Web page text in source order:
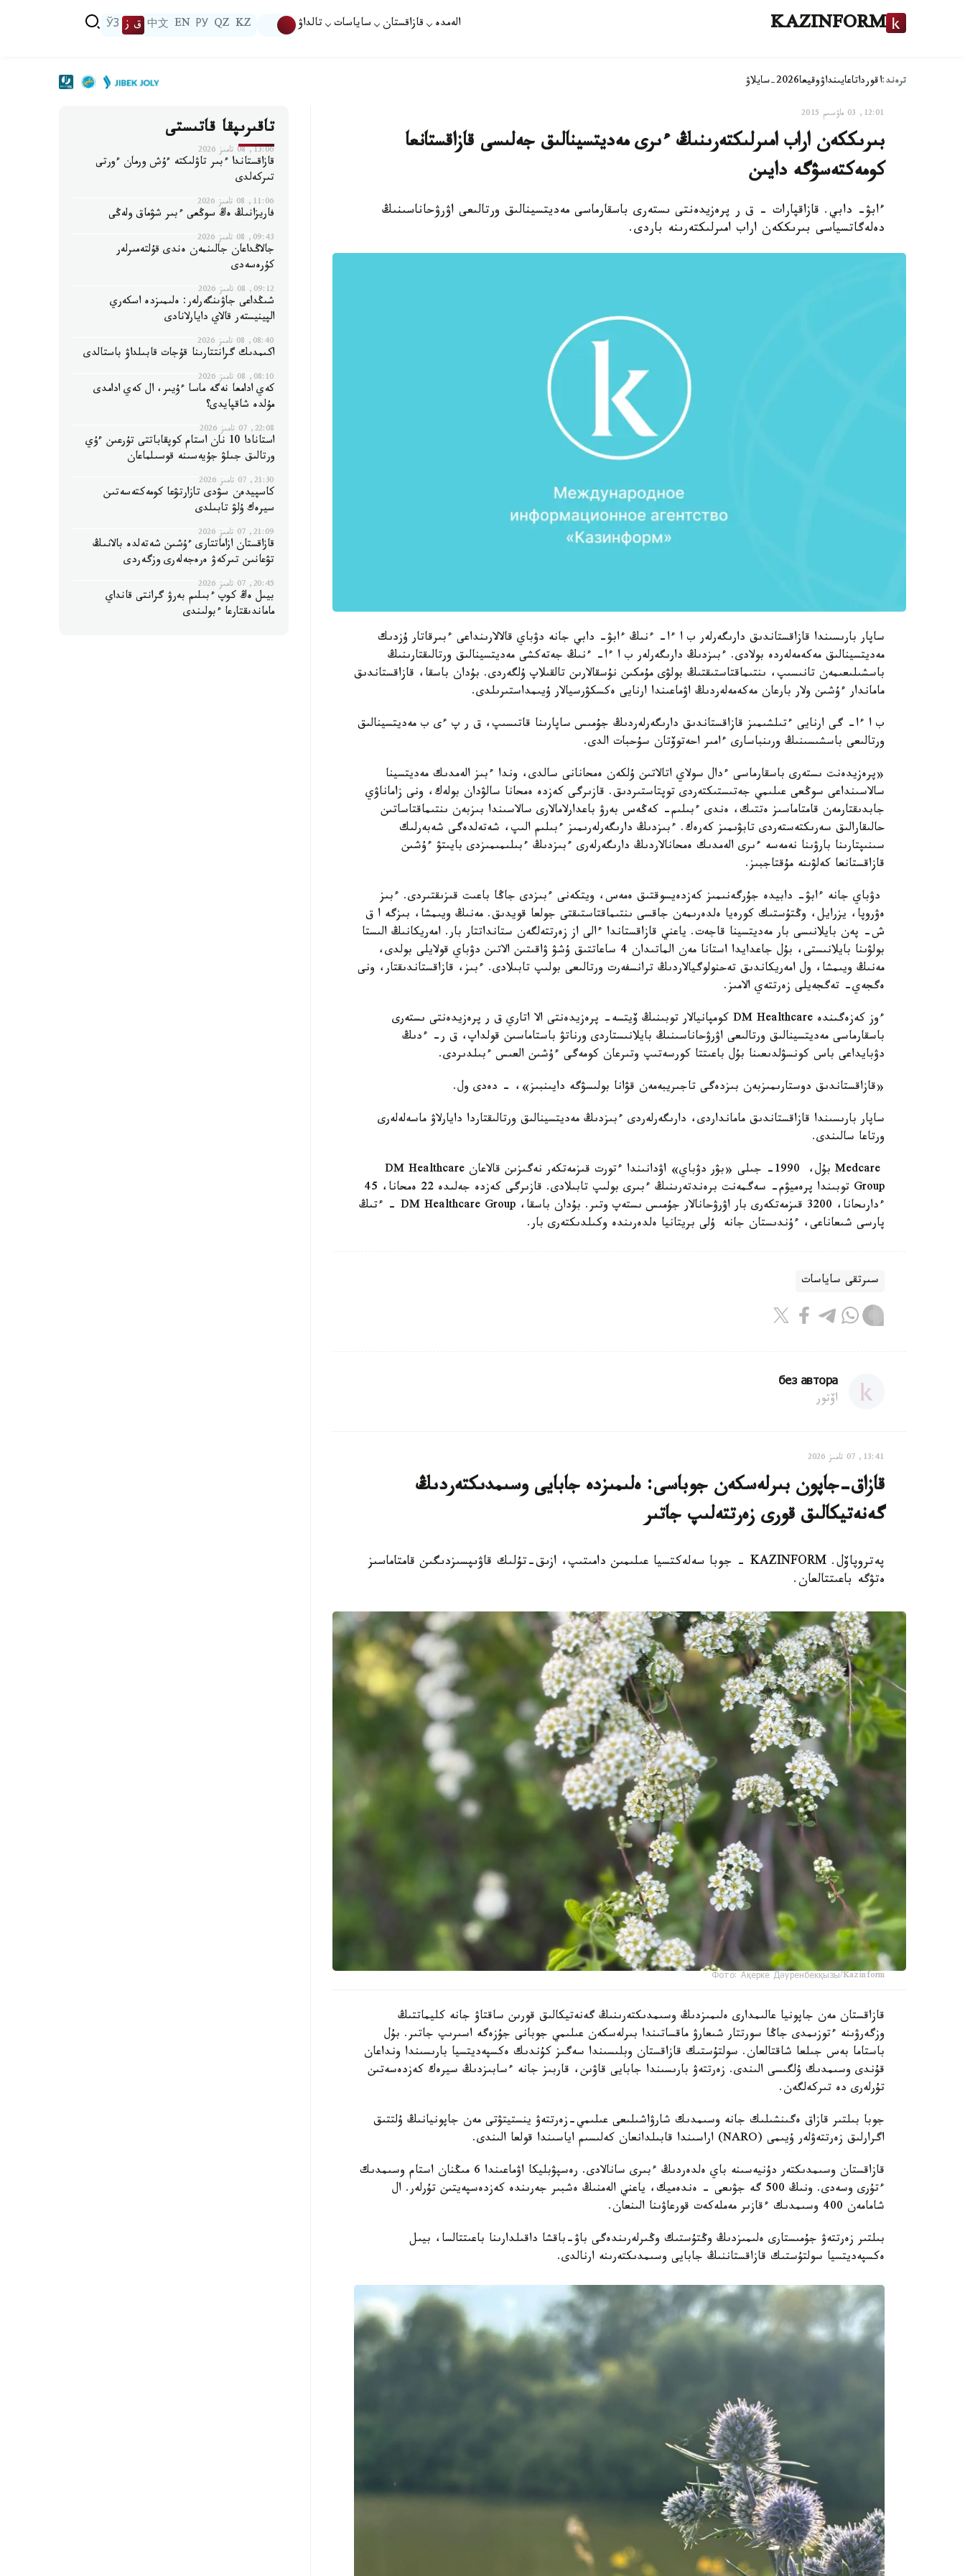
KAZINFORM الەمدە قازاقستان ساياسات تالداۋ KZ
QZ
РУ
EN
中文 ق ز ЎЗ
ترەند:اقورداتاعايىنداۋوقيعا2026-سايلاۋ
12:01, 03 ماۋسىم 2015
بىرىككەن اراب امىرلىكتەرىنىڭ ءىرى مەديتسينالىق جەلىسى قازاقستانعا
كومەكتەسۋگە دايىن
ءابۋ- دابي. قازاقپارات - ق ر پرەزيدەنتى ىستەرى باسقارماسى مەديتسينالىق ورتالىعى اۋرۋحاناسىنىڭ
دەلەگاتسياسى بىرىككەن اراب امىرلىكتەرىنە باردى.
ساپار بارىسىندا قازاقستاندىق دارىگەرلەر ب ا ءا- ءنىڭ ءابۋ- دابي جانە دۋباي قالالارىنداعى ءبىرقاتار ۇزدىك
مەديتسينالىق مەكەمەلەردە بولادى. ءبىزدىڭ دارىگەرلەر ب ا ءا- ءنىڭ جەتەكشى مەديتسينالىق ورتالىقتارىنىڭ
باسشىلىعىمەن تانىسىپ، ىنتىماقتاستىقتىڭ بولۋى مۇمكىن نۇسقالارىن تالقىلاپ ۇلگەردى. بۇدان باسقا، قازاقستاندىق
ماماندار ءۇشىن ولار بارعان مەكەمەلەردىڭ اۋماعىندا ارنايى ەكسكۋرسيالار ۇيىمداستىرىلدى.
ب ا ءا- گى ارنايى ءتىلشىمىز قازاقستاندىق دارىگەرلەردىڭ جۇمىس ساپارىنا قاتىسىپ، ق ر پ ءى ب مەديتسينالىق
ورتالىعى باسشىسىنىڭ ورىنباسارى ءامىر احەتوۆتان سۇحبات الدى.
«پرەزيدەنت ىستەرى باسقارماسى ءدال سولاي اتالاتىن ۇلكەن ەمحانانى سالدى، وندا ءبىز الەمدىك مەديتسينا
سالاسىنداعى سوڭعى عىلىمي جەتىستىكتەردى توپتاستىردىق. قازىرگى كەزدە ەمحانا سالۋدان بولەك، ونى زاماناۋي
جابدىقتارمەن قامتاماسىز ەتتىك، ەندى ءبىلىم- كەڭەس بەرۋ باعدارلامالارى سالاسىندا بىزبەن ىنتىماقتاساتىن
حالىقارالىق سەرىكتەستەردى تابۋىمىز كەرەك. ءبىزدىڭ دارىگەرلەرىمىز ءبىلىم الىپ، شەتەلدەگى شەبەرلىك
سىنىپتارىنا بارۋىنا نەمەسە ءىرى الەمدىك ەمحانالاردىڭ دارىگەرلەرى ءبىزدىڭ ءبىلىمىمىزدى بايىتۋ ءۇشىن
قازاقستانعا كەلۋىنە مۇقتاجبىز.
دۋباي جانە ءابۋ- دابيدە جۇرگەنىمىز كەزدەيسوقتىق ەمەس، ويتكەنى ءبىزدى جاڭا باعىت قىزىقتىردى. ءبىز
ەۋروپا، يزرايل، وڭتۇستىك كورەيا ەلدەرىمەن جاقسى ىنتىماقتاستىقتى جولعا قويدىق. مەنىڭ ويىمشا، بىزگە ا ق
ش- پەن بايلانىسى بار مەديتسينا قاجەت. ياعني قازاقستاندا ءالى از زەرتتەلگەن ستانداتتار بار. امەريكانىڭ الىستا
بولۋىنا بايلانىستى، بۇل جاعدايدا استانا مەن الماتىدان 4 ساعاتتىق ۇشۋ ۋاقىتىن الاتىن دۋباي قولايلى بولدى،
مەنىڭ ويىمشا، ول امەريكاندىق تەحنولوگيالاردىڭ ترانسفەرت ورتالىعى بولىپ تابىلادى. ءبىز، قازاقستاندىقتار، ونى
ەگجەي- تەگجەيلى زەرتتەي الامىز.
ءوز كەزەگىندە DM Healthcare كومپانيالار توبىنىڭ ۆيتسە- پرەزيدەنتى الا اتاري ق ر پرەزيدەنتى ىستەرى
باسقارماسى مەديتسينالىق ورتالىعى اۋرۋحاناسىنىڭ بايلانىستاردى ورناتۋ باستاماسىن قولداپ، ق ر- ءدىڭ
دۋبايداعى باس كونسۋلدىعىنا بۇل باعىتتا كورسەتىپ وتىرعان كومەگى ءۇشىن العىس ءبىلدىردى.
«قازاقستاندىق دوستارىمىزبەن بىزدەگى تاجىريبەمەن قۋانا بولىسۋگە دايىنبىز»، - دەدى ول.
ساپار بارىسىندا قازاقستاندىق مامانداردى، دارىگەرلەردى ءبىزدىڭ مەديتسينالىق ورتالىقتاردا دايارلاۋ ماسەلەلەرى
ورتاعا سالىندى.
Medcare بۇل، 1990- جىلى «بۋر دۋباي» اۋدانىندا ءتورت قىزمەتكەر نەگىزىن قالاعان DM Healthcare
Group توبىندا پرەميۋم- سەگمەنت برەندتەرىنىڭ ءبىرى بولىپ تابىلادى. قازىرگى كەزدە جەلىدە 22 ەمحانا، 45
ءدارىحانا، 3200 قىزمەتكەرى بار اۋرۋحانالار جۇمىس ىستەپ وتىر. بۇدان باسقا، DM Healthcare Group - ءتىڭ
پارسى شىعاناعى، ءۇندىستان جانە ۇلى بريتانيا ەلدەرىندە وكىلدىكتەرى بار.
سىرتقى ساياسات
без автора
اۆتور
13:41, 07 تامىز 2026
قازاق-جاپون بىرلەسكەن جوباسى: ەلىمىزدە جابايى وسىمدىكتەردىڭ
گەنەتيكالىق قورى زەرتتەلىپ جاتىر
پەتروپاۆل. KAZINFORM - جوبا سەلەكتسيا عىلىمىن دامىتىپ، ازىق-تۇلىك قاۋىپسىزدىگىن قامتاماسىز
ەتۋگە باعىتتالعان.
Фото: Ақерке Дәуренбекқызы/Kazinform
قازاقستان مەن جاپونيا عالىمدارى ەلىمىزدىڭ وسىمدىكتەرىنىڭ گەنەتيكالىق قورىن ساقتاۋ جانە كليماتتىڭ
وزگەرۋىنە ءتوزىمدى جاڭا سورتتار شىعارۋ ماقساتىندا بىرلەسكەن عىلىمي جوبانى جۇزەگە اسىرىپ جاتىر. بۇل
باستاما بەس جىلعا شاقتالعان. سولتۇستىك قازاقستان وبلىسىندا سەگىز كۇندىك ەكسپەديتسيا بارىسىندا ونداعان
قۇندى وسىمدىك ۇلگىسى الىندى. زەرتتەۋ بارىسىندا جابايى قاۋىن، قاربىز جانە ءسابىزدىڭ سيرەك كەزدەسەتىن
تۇرلەرى دە تىركەلگەن.
جوبا بىلتىر قازاق ەگىنشىلىك جانە وسىمدىك شارۋاشىلىعى عىلىمي-زەرتتەۋ ينستيتۋتى مەن جاپونيانىڭ ۇلتتىق
اگرارلىق زەرتتەۋلەر ۇيىمى (NARO) اراسىندا قابىلدانعان كەلىسىم اياسىندا قولعا الىندى.
قازاقستان وسىمدىكتەر دۇنيەسىنە باي ەلدەردىڭ ءبىرى سانالادى. رەسپۋبليكا اۋماعىندا 6 مىڭنان استام وسىمدىك
ءتۇرى وسەدى. ونىڭ 500 گە جۋىعى - ەندەميك، ياعني الەمنىڭ ەشبىر جەرىندە كەزدەسپەيتىن تۇرلەر. ال
شامامەن 400 وسىمدىك ءقازىر مەملەكەت قورعاۋىنا الىنعان.
بىلتىر زەرتتەۋ جۇمىستارى ەلىمىزدىڭ وڭتۇستىك وڭىرلەرىندەگى باۋ-باقشا داقىلدارىنا باعىتتالسا، بيىل
ەكسپەديتسيا سولتۇستىك قازاقستاننىڭ جابايى وسىمدىكتەرىنە ارنالدى.
تاقىرىپقا قاتىستى
13:06, 08 تامىز 2026
قازاقستاندا ءبىر تاۋلىكتە ءۇش ورمان ءورتى
تىركەلدى
11:06, 08 تامىز 2026
فاريزانىڭ ەڭ سوڭعى ءبىر شۋماق ولەڭى
09:43, 08 تامىز 2026
جالاڭداعان جالىنمەن ەندى قۇلتەمىرلەر
كۇرەسەدى
09:12, 08 تامىز 2026
شىڭداعى جاۋىنگەرلەر: ەلىمىزدە اسكەري
الپينيستەر قالاي دايارلانادى
08:40, 08 تامىز 2026
اكىمدىك گرانتتارىنا قۇجات قابىلداۋ باستالدى
08:10, 08 تامىز 2026
كەي ادامعا نەگە ماسا ءۇيىر، ال كەي ادامدى
مۇلدە شاقپايدى؟
22:08, 07 تامىز 2026
استانادا 10 نان استام كوپقاباتتى تۇرعىن ءۇي
ورتالىق جىلۋ جۇيەسىنە قوسىلماعان
21:30, 07 تامىز 2026
كاسپيدەن سۋدى تازارتۋعا كومەكتەسەتىن
سيرەك ۇلۋ تابىلدى
21:09, 07 تامىز 2026
قازاقستان ازاماتتارى ءۇشىن شەتەلدە بالانىڭ
تۋعانىن تىركەۋ ەرەجەلەرى وزگەردى
20:45, 07 تامىز 2026
بيىل ەڭ كوپ ءبىلىم بەرۋ گرانتى قانداي
ماماندىقتارعا ءبولىندى